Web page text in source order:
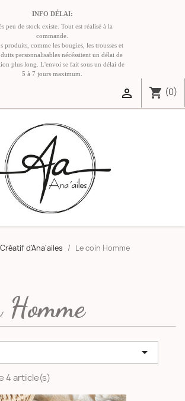
INFO DÉLAI:
peu de stock existe. Tout est réalisé à la
commande.
produits, comme les bougies, les trousses et
personnalisables nécéssitent un délai de
plus long. L'envoi se fait sous un délai de
5 à 7 jours maximum.
shopping_cart (0)

d'Ana'ailes Le coin Homme

4 article(s)